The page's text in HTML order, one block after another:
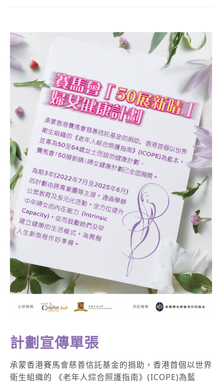
計劃宣傳單張
承蒙香港賽馬會慈善信託基金的捐助，香港首個以世界
衛生組織的 《老年人綜合照護指南》(ICOPE)為藍